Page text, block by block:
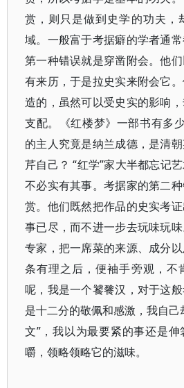
赏，则只是做到史学的功夫，
域。一般富于考据癖的学者通常
第一种错误就是穿凿附会。他
有来历，于是拉史实来附会它
造的，虽然可以受史实的影响
支配。《红楼梦》一部书有多
的主人究竟是纳兰成德，是清
芹自己？ “红学”家大半都忘记
不必实有其事。考据家的第二
赏。他们既然把作品的史实考
事已尽，而不进一步去玩味玩
专家，把一席菜的来源、成分
条有理之后，便袖手旁观，不
呢，我是一个饕餮汉，对于这
是十二分的敬佩和感激，我自己
文”，我以为最要紧的事还是
嚼，领略领略它的滋味。